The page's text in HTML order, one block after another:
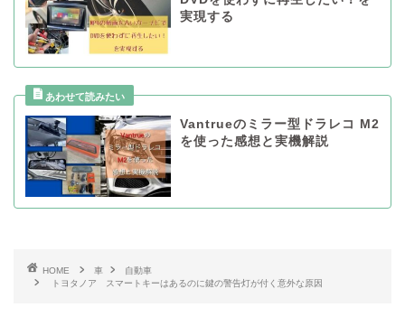
実現する
Vantrueのミラー型ドラレコ M2
を使った感想と実機解説
HOME 車
自動車
トヨタノア スマートキーはあるのに鍵の警告灯が付く意外な原因